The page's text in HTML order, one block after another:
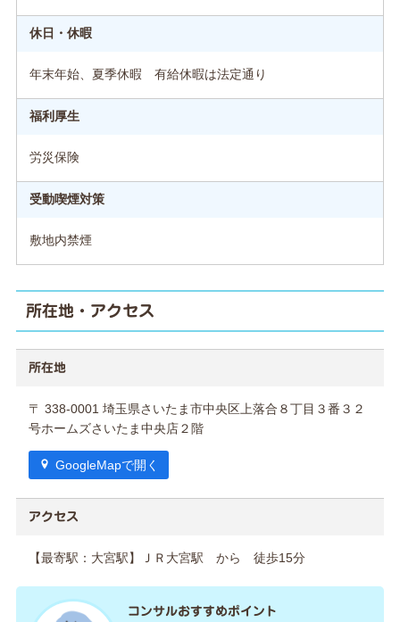
休日・休暇
年末年始、夏季休暇 有給休暇は法定通り
福利厚生
労災保険
受動喫煙対策
敷地内禁煙
所在地・アクセス
所在地
〒 338-0001 埼玉県さいたま市中央区上落合８丁目３番３２
号ホームズさいたま中央店２階
GoogleMapで開く
アクセス
【最寄駅：大宮駅】ＪＲ大宮駅 から 徒歩15分
コンサルおすすめポイント